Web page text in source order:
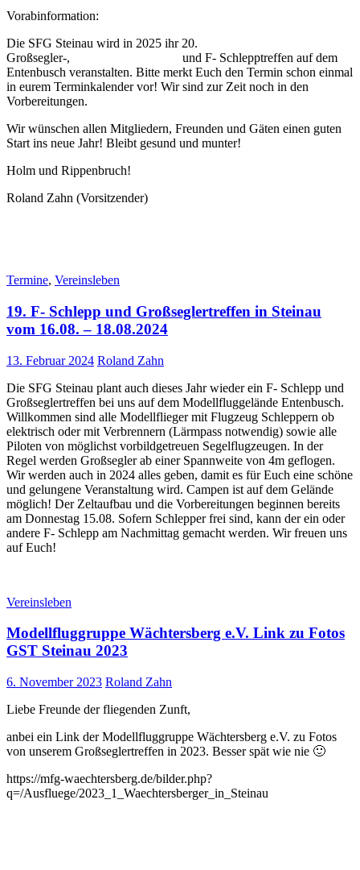
Vorabinformation:
Die SFG Steinau wird in 2025 ihr 20.
Großsegler-, und F- Schlepptreffen auf dem
Entenbusch veranstalten. Bitte merkt Euch den Termin schon einmal
in eurem Terminkalender vor! Wir sind zur Zeit noch in den
Vorbereitungen.
Wir wünschen allen Mitgliedern, Freunden und Gäten einen guten
Start ins neue Jahr! Bleibt gesund und munter!
Holm und Rippenbruch!
Roland Zahn (Vorsitzender)
Termine, Vereinsleben
19. F- Schlepp und Großseglertreffen in Steinau
vom 16.08. – 18.08.2024
13. Februar 2024 Roland Zahn
Die SFG Steinau plant auch dieses Jahr wieder ein F- Schlepp und
Großseglertreffen bei uns auf dem Modellfluggelände Entenbusch.
Willkommen sind alle Modellflieger mit Flugzeug Schleppern ob
elektrisch oder mit Verbrennern (Lärmpass notwendig) sowie alle
Piloten von möglichst vorbildgetreuen Segelflugzeugen. In der
Regel werden Großsegler ab einer Spannweite von 4m geflogen.
Wir werden auch in 2024 alles geben, damit es für Euch eine schöne
und gelungene Veranstaltung wird. Campen ist auf dem Gelände
möglich! Der Zeltaufbau und die Vorbereitungen beginnen bereits
am Donnestag 15.08. Sofern Schlepper frei sind, kann der ein oder
andere F- Schlepp am Nachmittag gemacht werden. Wir freuen uns
auf Euch!
Vereinsleben
Modellfluggruppe Wächtersberg e.V. Link zu Fotos
GST Steinau 2023
6. November 2023 Roland Zahn
Liebe Freunde der fliegenden Zunft,
anbei ein Link der Modellfluggruppe Wächtersberg e.V. zu Fotos
von unserem Großseglertreffen in 2023. Besser spät wie nie 🙂
https://mfg-waechtersberg.de/bilder.php?
q=/Ausfluege/2023_1_Waechtersberger_in_Steinau